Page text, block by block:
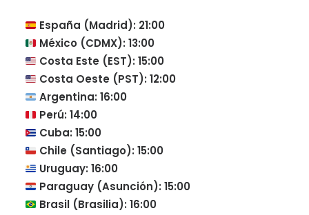
España (Madrid): 21:00
México (CDMX): 13:00
Costa Este (EST): 15:00
Costa Oeste (PST): 12:00
Argentina: 16:00
Perú: 14:00
Cuba: 15:00
Chile (Santiago): 15:00
Uruguay: 16:00
Paraguay (Asunción): 15:00
Brasil (Brasilia): 16:00